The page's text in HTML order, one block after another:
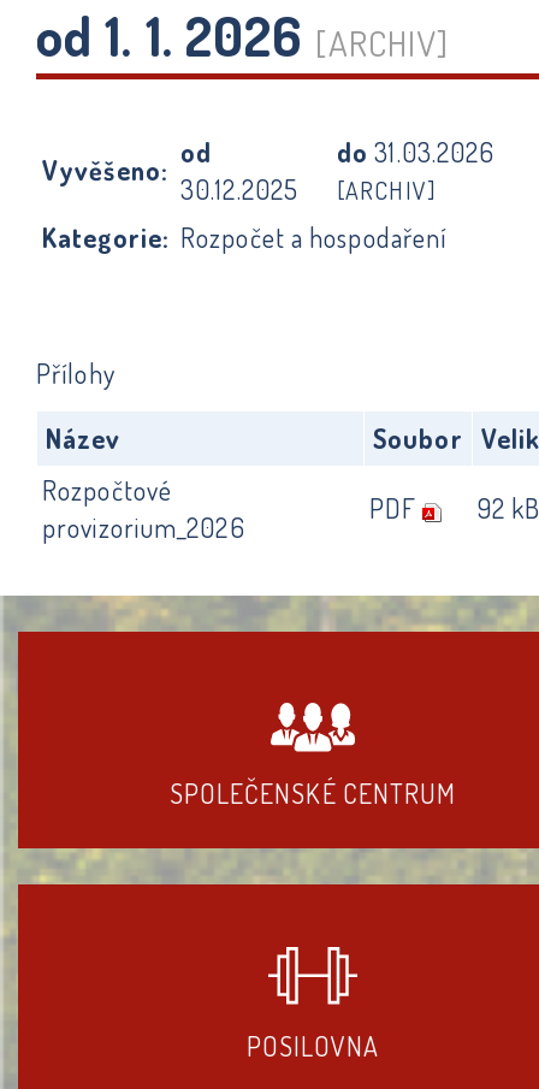
od 1. 1. 2026 [ARCHIV]
Vyvěšeno:
od
30.12.2025
do31.03.2026
[ARCHIV]
Kategorie: Rozpočet a hospodaření
Přílohy
Název
Soubor
Rozpočtové
provizorium_2026
PDF 92
SPOLEČENSKÉ CENTRUM
POSILOVNA